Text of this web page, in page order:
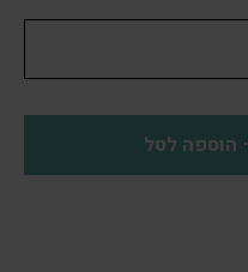
הוספה לסל